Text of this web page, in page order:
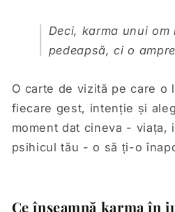
Deci, karma unui om
pedeapsă, ci o
O carte de vizită pe care o
fiecare gest, intenție și
moment dat cineva - viața,
psihicul tău - o să ți-o
Ce înseamnă karma în